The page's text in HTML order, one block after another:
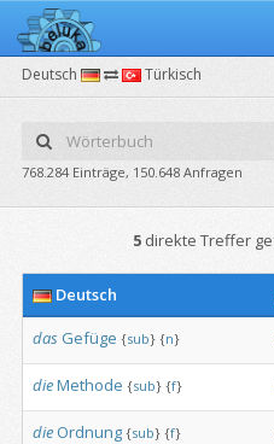
Deutsch Türkisch
768.284 Einträge, 150.648 Anfragen
5direkte Treffer
Deutsch
das Gefüge {sub} {n}
dieMethode {sub} {f}
die Ordnung {sub} {f}